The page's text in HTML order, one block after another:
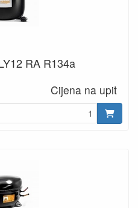
RA R134a
Cijena na upit